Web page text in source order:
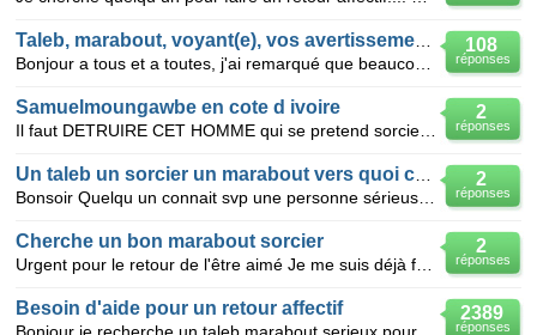
108
réponses
2
réponses
Samuelmoungawbe en cote d ivoire
2
réponses
2
réponses
Cherche un bon marabout sorcier
2389
réponses
Besoin d'aide pour un retour affectif